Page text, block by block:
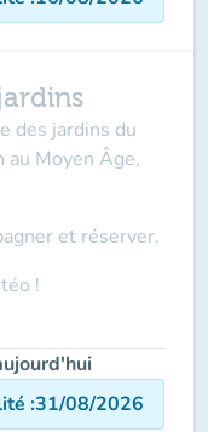
des jardins du
au Moyen Âge,
et réserver.
!
:31/08/2026